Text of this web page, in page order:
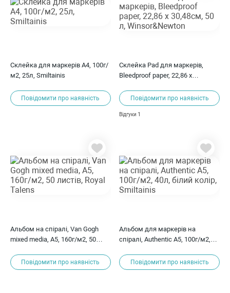
Склейка для маркерів А4, 100г/
м2, 25л, Smiltainis
Повідомити про наявність
Склейка Pad для маркерів,
Bleedproof paper, 22,86 x
Повідомити про наявність
Відгуки 1
Альбом на спіралі, Van Gogh
mixed media, А5, 160г/м2, 50
Повідомити про наявність
Альбом для маркерів на
спіралі, Authentic А5, 100г/м2,
Повідомити про наявність